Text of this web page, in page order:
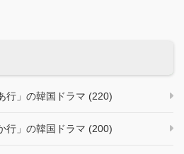
行」の韓国ドラマ (220)
行」の韓国ドラマ (200)